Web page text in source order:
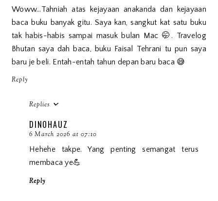
Woww…Tahniah atas kejayaan anakanda dan kejayaan
baca buku banyak gitu. Saya kan, sangkut kat satu buku
tak habis-habis sampai masuk bulan Mac 🤭. Travelog
Bhutan saya dah baca, buku Faisal Tehrani tu pun saya
baru je beli. Entah-entah tahun depan baru baca 😅
Reply
Replies
DINOHAUZ
6 March 2026 at 07:10
Hehehe takpe. Yang penting semangat terus
membaca ye💪
Reply